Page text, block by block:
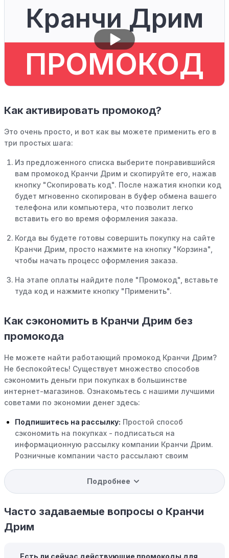
Кранчи Дрим
ПРОМОКОД
Как активировать промокод?
Это очень просто, и вот как вы можете применить его в
три простых шага:
Из предложенного списка выберите понравившийся
вам промокод Кранчи Дрим и скопируйте его, нажав
кнопку "Скопировать код". После нажатия кнопки код
будет мгновенно скопирован в буфер обмена вашего
телефона или компьютера, что позволит легко
вставить его во время оформления заказа.
Когда вы будете готовы совершить покупку на сайте
Кранчи Дрим, просто нажмите на кнопку "Корзина",
чтобы начать процесс оформления заказа.
На этапе оплаты найдите поле "Промокод", вставьте
туда код и нажмите кнопку "Применить".
Как сэкономить в Кранчи Дрим без
промокода
Не можете найти работающий промокод Кранчи Дрим?
Не беспокойтесь! Существует множество способов
сэкономить деньги при покупках в большинстве
интернет-магазинов. Ознакомьтесь с нашими лучшими
советами по экономии денег здесь:
Подпишитесь на рассылку: Простой способ
сэкономить на покупках - подписаться на
информационную рассылку компании Кранчи Дрим.
Розничные компании часто рассылают своим
доступ к распродажам.
компании Кранчи Дрим есть программы поощрения,
позволяющие зарабатывать баллы или cashback на
покупках. Накапливайте баллы и обменивайте их на
Подробнее
Часто задаваемые вопросы о Кранчи
Дрим
Есть ли сейчас действующие промокоды для